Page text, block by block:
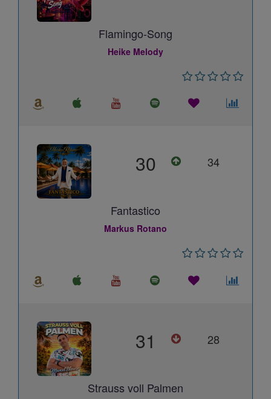
Flamingo-Song
Heike Melody
30 34
Fantastico
Markus Rotano
31 28
Strauss voll Palmen